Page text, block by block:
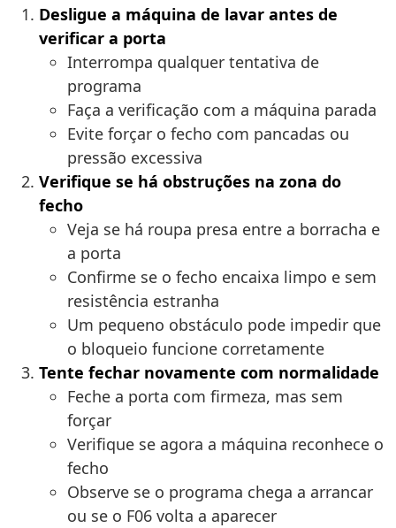
Desligue a máquina de lavar antes de
verificar a porta
Interrompa qualquer tentativa de
programa
Faça a verificação com a máquina parada
Evite forçar o fecho com pancadas ou
pressão excessiva
Verifique se há obstruções na zona do
fecho
Veja se há roupa presa entre a borracha e
a porta
Confirme se o fecho encaixa limpo e sem
resistência estranha
Um pequeno obstáculo pode impedir que
o bloqueio funcione corretamente
Tente fechar novamente com normalidade
Feche a porta com firmeza, mas sem
forçar
Verifique se agora a máquina reconhece o
fecho
Observe se o programa chega a arrancar
ou se o F06 volta a aparecer